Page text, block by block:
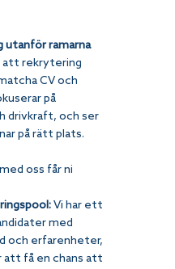
utanför ramarna
att rekrytering
CV och
på
drivkraft, och ser
på rätt plats.
oss får ni
Vi har ett
med
och erfarenheter,
att få en chans att